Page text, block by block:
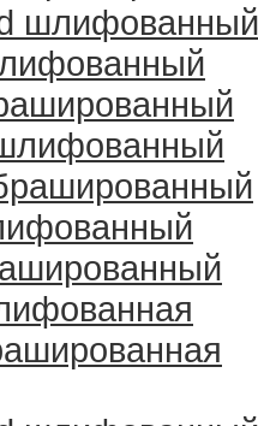
шлифованный